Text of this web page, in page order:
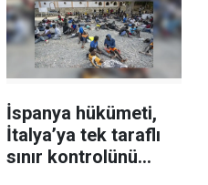
İspanya hükümeti,
İtalya’ya tek taraflı
sınır kontrolünü